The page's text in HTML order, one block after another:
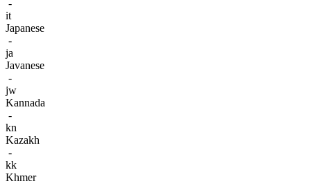
-
it
Japanese
-
ja
Javanese
-
jw
Kannada
-
kn
Kazakh
-
kk
Khmer